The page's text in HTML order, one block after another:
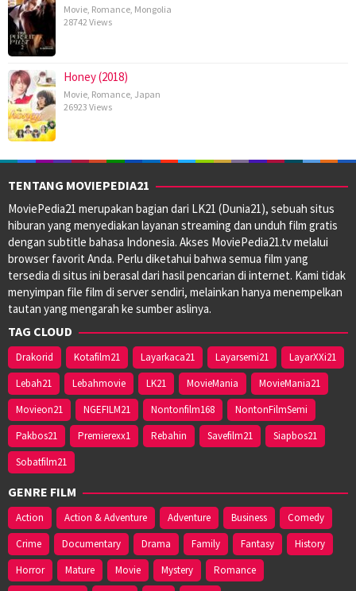
Movie Romance Mongolia
28742 Views
Honey (2018)
Movie Romance Japan
26923 Views
TENTANG MOVIEPEDIA21
MoviePedia21 merupakan bagian dari LK21 (Dunia21), sebuah situs
hiburan yang menyediakan layanan streaming dan unduh film gratis
dengan subtitle bahasa Indonesia. Akses MoviePedia21.tv melalui
browser favorit Anda. Perlu diketahui bahwa semua film yang
tersedia di situs ini berasal dari hasil pencarian di internet. Kami tidak
menyimpan file film di server sendiri, melainkan hanya menempelkan
tautan yang mengarah ke sumber aslinya.
TAG CLOUD
Drakorid Kotafilm21 Layarkaca21 Layarsemi21
LayarXXi21
Lebah21
Lebahmovie LK21 MovieMania
MovieMania21
Movieon21
NGEFILM21 Nontonfilm168
NontonFilmSemi
Pakbos21
Premierexx1 Rebahin Savefilm21
Siapbos21
Sobatfilm21
GENRE FILM
Action Action & Adventure Adventure Business
Comedy
Crime
Documentary Drama Family Fantasy
History
Horror
Mature Movie Mystery
Romance